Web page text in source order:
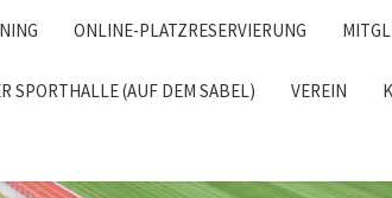
ONLINE-PLATZRESERVIERUNG
SPORTHALLE (AUF DEM SABEL) VEREIN